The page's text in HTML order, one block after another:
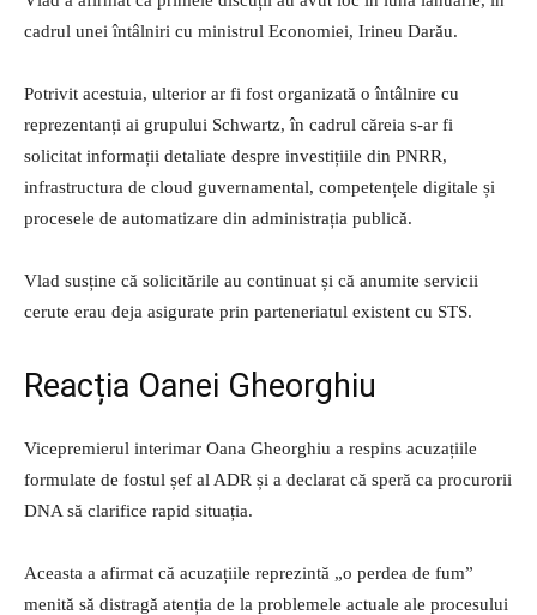
cadrul unei întâlniri cu ministrul Economiei, Irineu Darău.
Potrivit acestuia, ulterior ar fi fost organizată o întâlnire cu
reprezentanți ai grupului Schwartz, în cadrul căreia s-ar fi
solicitat informații detaliate despre investițiile din PNRR,
infrastructura de cloud guvernamental, competențele digitale și
procesele de automatizare din administrația publică.
Vlad susține că solicitările au continuat și că anumite servicii
cerute erau deja asigurate prin parteneriatul existent cu STS.
Reacția Oanei Gheorghiu
Vicepremierul interimar Oana Gheorghiu a respins acuzațiile
formulate de fostul șef al ADR și a declarat că speră ca procurorii
DNA să clarifice rapid situația.
Aceasta a afirmat că acuzațiile reprezintă „o perdea de fum”
menită să distragă atenția de la problemele actuale ale procesului